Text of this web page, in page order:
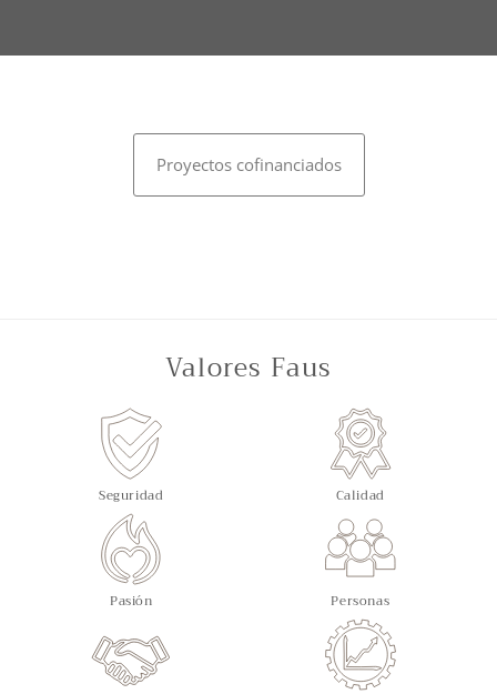
Proyectos cofinanciados
Valores Faus
Seguridad Calidad
Pasión Personas